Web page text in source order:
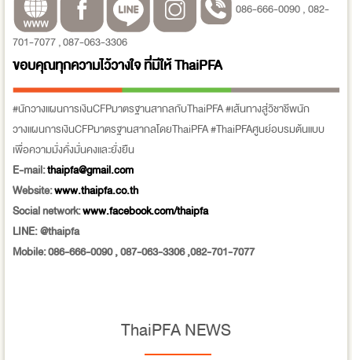
086-666-0090 , 082-
701-7077 , 087-063-3306
ขอบคุณทุกความไว้วางใจ ที่มีให้ThaiPFA
#นักวางแผนการเงินCFPมาตรฐานสากลกับThaiPFA #เส้นทางสู่วิชาชีพนัก
วางแผนการเงินCFPมาตรฐานสากลโดยThaiPFA #ThaiPFAศูนย์อบรมต้นแบบ
เพื่อความมั่งคั่งมั่นคงและยั่งยืน
E-mail:thaipfa@gmail.com
Website:www.thaipfa.co.th
Social network:www.facebook.com/thaipfa
LINE: @thaipfa
Mobile: 086-666-0090 , 087-063-3306 ,082-701-7077
ThaiPFA NEWS